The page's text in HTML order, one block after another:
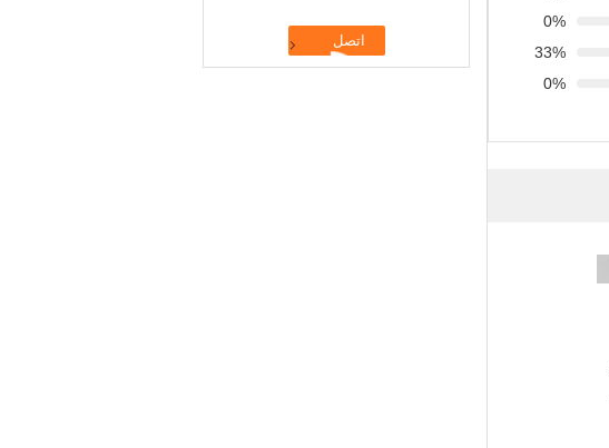
0%
33%
0%